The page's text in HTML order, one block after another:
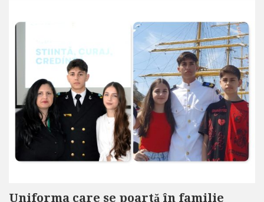
Uniforma care se poartă în familie